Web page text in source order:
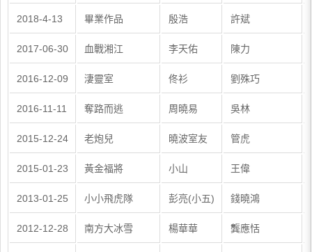
2018-4-13 畢業作品 殷浩 許斌
2017-06-30 血戰湘江 李天佑 陳力
2016-12-09 淒靈室 佟衫 劉殊巧
2016-11-11 奪路而逃 周曉易 吳林
2015-12-24 老炮兒 曉波室友 管虎
2015-01-23 黃金福將 小山 王偉
2013-01-25 小小飛虎隊 彭亮(小五) 錢曉鴻
2012-12-28 南方大冰雪 楊華華 龔應恬